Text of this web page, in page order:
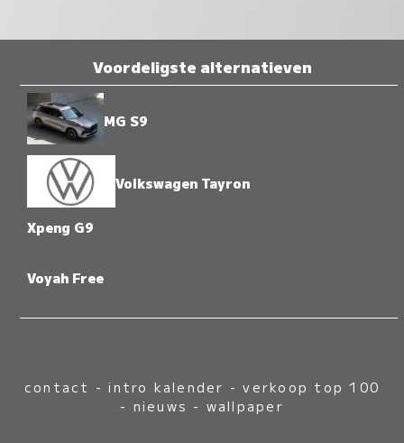
Voordeligste alternatieven
MG S9
Volkswagen Tayron
Xpeng G9
Voyah Free
contact -intro kalender -verkoop top 100
- nieuws - wallpaper